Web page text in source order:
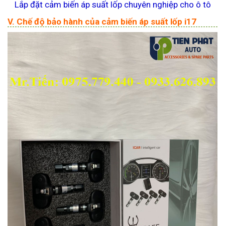
Lắp đặt cảm biến áp suất lốp chuyên nghiệp cho ô tô
V. Chế độ bảo hành của cảm biến áp suất lốp i17